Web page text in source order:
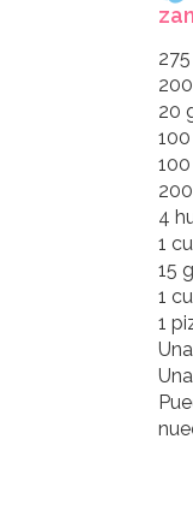
20
4
1
15 g
1
1